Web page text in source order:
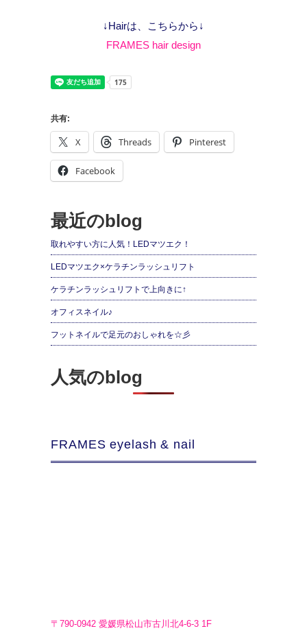
↓Hairは、こちらから↓
FRAMES hair design
共有:
X Threads Pinterest
Facebook
最近のblog
取れやすい方に人気！LEDマツエク！
LEDマツエク×ケラチンラッシュリフト
ケラチンラッシュリフトで上向きに↑
オフィスネイル♪
フットネイルで足元のおしゃれを☆彡
人気のblog
FRAMES eyelash & nail
〒790-0942 愛媛県松山市古川北4-6-3 1F